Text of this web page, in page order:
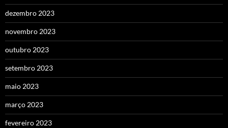
dezembro 2023
novembro 2023
outubro 2023
setembro 2023
maio 2023
março 2023
fevereiro 2023